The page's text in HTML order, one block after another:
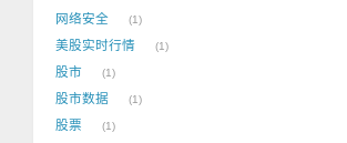
网络安全 1
美股实时行情 1
股市 1
股市数据 1
股票 1